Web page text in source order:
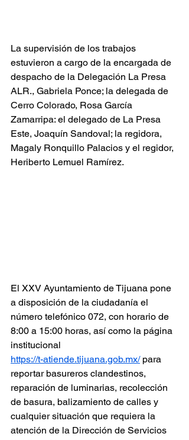
La supervisión de los trabajos
estuvieron a cargo de la encargada de
despacho de la Delegación La Presa
ALR., Gabriela Ponce; la delegada de
Cerro Colorado, Rosa García
Zamarripa: el delegado de La Presa
Este, Joaquín Sandoval; la regidora,
Magaly Ronquillo Palacios y el regidor,
Heriberto Lemuel Ramírez.
El XXV Ayuntamiento de Tijuana pone
a disposición de la ciudadanía el
número telefónico 072, con horario de
8:00 a 15:00 horas, así como la página
institucional
https://t-atiende.tijuana.gob.mx/ para
reportar basureros clandestinos,
reparación de luminarias, recolección
de basura, balizamiento de calles y
cualquier situación que requiera la
atención de la Dirección de Servicios